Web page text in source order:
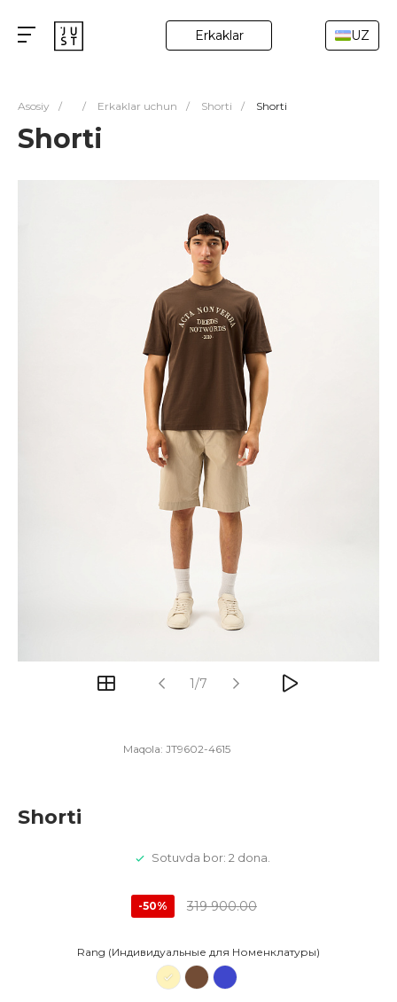
Erkaklar UZ
Asosiy / / Erkaklar uchun / Shorti / Shorti
Shorti
1/7
Maqola: JT9602-4615
Shorti
Sotuvda bor: 2 dona.
-50% 319 900.00
Rang (Индивидуальные для Номенклатуры)